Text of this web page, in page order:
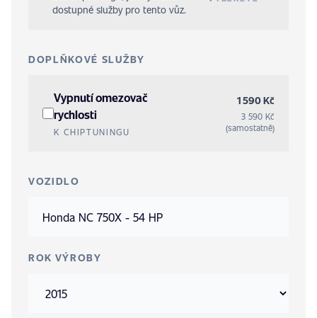
dostupné služby pro tento vůz.
DOPLŇKOVÉ SLUŽBY
Vypnutí omezovač
rychlosti
K CHIPTUNINGU
1 590 Kč
3 590 Kč
(samostatně)
VOZIDLO
ROK VÝROBY